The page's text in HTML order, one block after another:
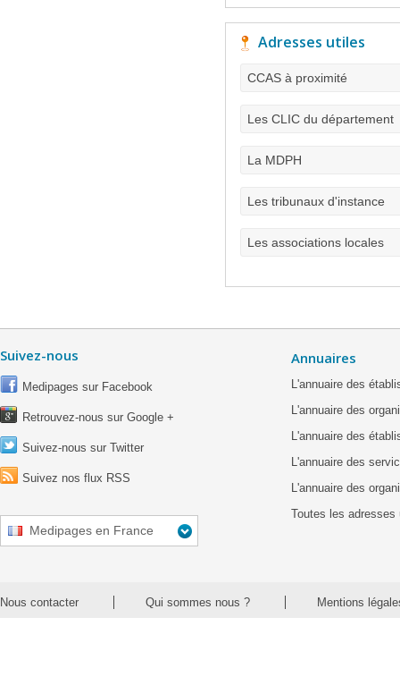
Adresses utiles
CCAS à proximité
Les CLIC du département
La MDPH
Les tribunaux d'instance
Les associations locales
Suivez-nous
Medipages sur Facebook
Retrouvez-nous sur Google +
Suivez-nous sur Twitter
Suivez nos flux RSS
Medipages en France
Annuaires
L'annuaire des
L'annuaire des
L'annuaire des
L'annuaire des
L'annuaire des
Toutes les adresses
Nous contacter Qui sommes nous ? Mentions